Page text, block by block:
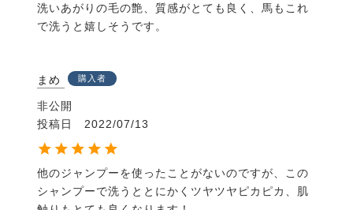
洗いあがりの毛の艶、質感がとても良く、馬もこれ
で洗うと嬉しそうです。
まめ 購入者
非公開
投稿日
2022/07/13
他のジャンプーを使ったことがないのですが、この
シャンプーで洗うととにかくツヤツヤピカピカ、肌